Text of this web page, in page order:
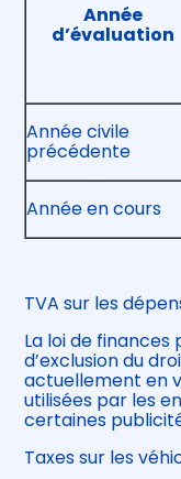
Année
d’évaluation
Année civile
précédente
Année en cours
TVA sur les
La loi de finances
d’exclusion du
actuellement en
utilisées par les
certaines
Taxes sur les